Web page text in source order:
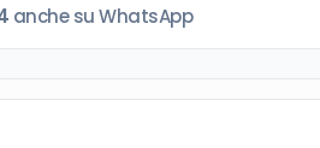
anche su WhatsApp